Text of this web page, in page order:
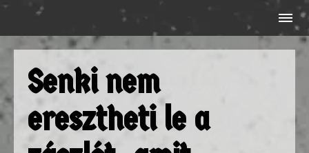
Senki nem
eresztheti le a